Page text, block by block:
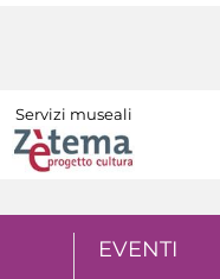
Servizi museali
EVENTI